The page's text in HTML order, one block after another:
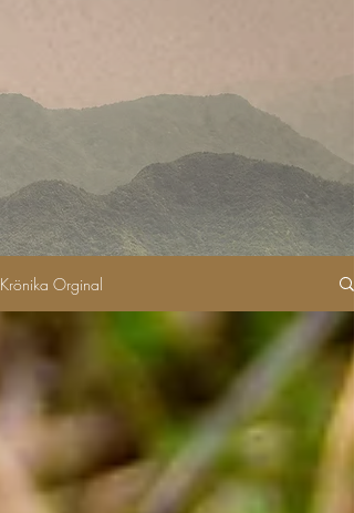
Krönika Orginal